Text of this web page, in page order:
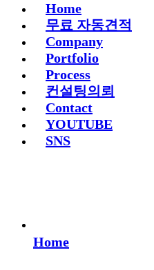
Home
무료 자동견적
Company
Portfolio
Process
컨설팅의뢰
Contact
YOUTUBE
SNS
Home